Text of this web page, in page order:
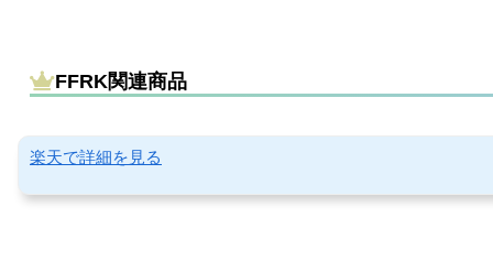
FFRK関連商品
楽天で詳細を見る